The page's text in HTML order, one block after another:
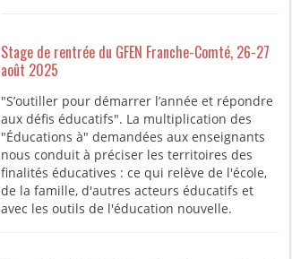
Stage de rentrée du GFEN Franche-Comté, 26-27
août 2025
"S’outiller pour démarrer l’année et répondre
aux défis éducatifs". La multiplication des
"Éducations à" demandées aux enseignants
nous conduit à préciser les territoires des
finalités éducatives : ce qui relève de l'école,
de la famille, d'autres acteurs éducatifs et
avec les outils de l'éducation nouvelle.